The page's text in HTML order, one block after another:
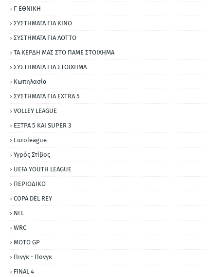
Γ ΕΘΝΙΚΗ
ΣΥΣΤΗΜΑΤΑ ΓΙΑ ΚΙΝΟ
ΣΥΣΤΗΜΑΤΑ ΓΙΑ ΛΟΤΤΟ
ΤΑ ΚΕΡΔΗ ΜΑΣ ΣΤΟ ΠΑΜΕ ΣΤΟΙΧΗΜΑ
ΣΥΣΤΗΜΑΤΑ ΓΙΑ ΣΤΟΙΧΗΜΑ
Κωπηλασία
ΣΥΣΤΗΜΑΤΑ ΓΙΑ ΕΧΤRΑ 5
VOLLEY LEAGUE
ΕΞΤΡΑ 5 ΚΑΙ SUPER 3
Εuroleague
Υγρός Στίβος
UEFA YOUTH LEAGUE
ΠΕΡΙΟΔΙΚΟ
COPA DEL REY
NFL
WRC
MOTO GP
Πινγκ - Πονγκ
FINAL 4